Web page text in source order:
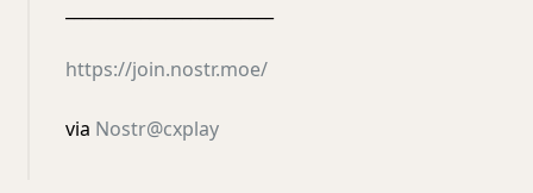
https://join.nostr.moe/
via Nostr@cxplay